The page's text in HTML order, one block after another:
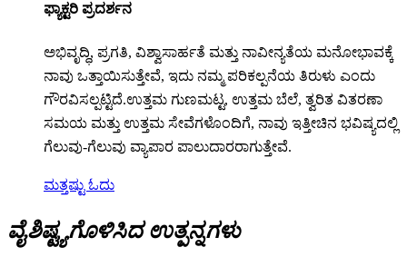
ಫ್ಯಾಕ್ಟರಿ ಪ್ರದರ್ಶನ
ಅಭಿವೃದ್ಧಿ, ಪ್ರಗತಿ, ವಿಶ್ವಾಸಾರ್ಹತೆ ಮತ್ತು ನಾವೀನ್ಯತೆಯ ಮನೋಭಾವಕ್ಕೆ
ನಾವು ಒತ್ತಾಯಿಸುತ್ತೇವೆ, ಇದು ನಮ್ಮ ಪರಿಕಲ್ಪನೆಯ ತಿರುಳು ಎಂದು
ಗೌರವಿಸಲ್ಪಟ್ಟಿದೆ.ಉತ್ತಮ ಗುಣಮಟ್ಟ, ಉತ್ತಮ ಬೆಲೆ, ತ್ವರಿತ ವಿತರಣಾ
ಸಮಯ ಮತ್ತು ಉತ್ತಮ ಸೇವೆಗಳೊಂದಿಗೆ, ನಾವು ಇತ್ತೀಚಿನ ಭವಿಷ್ಯದಲ್ಲಿ
ಗೆಲುವು-ಗೆಲುವು ವ್ಯಾಪಾರ ಪಾಲುದಾರರಾಗುತ್ತೇವೆ.
ಮತ್ತಷ್ಟು ಓದು
ವೈಶಿಷ್ಟ್ಯಗೊಳಿಸಿದ ಉತ್ಪನ್ನಗಳು